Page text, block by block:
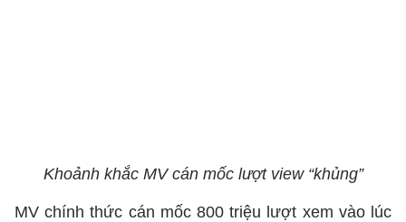
Khoảnh khắc MV cán mốc lượt view “khủng”
MV chính thức cán mốc 800 triệu lượt xem vào lúc